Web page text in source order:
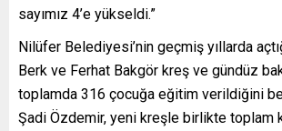
sayımız 4’e yükseldi.”
Nilüfer Belediyesi’nin geçmiş yıllarda
Berk ve Ferhat Bakgör kreş ve gündüz
toplamda 316 çocuğa eğitim verildiğini
Şadi Özdemir, yeni kreşle birlikte toplam